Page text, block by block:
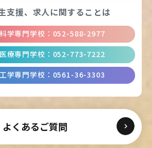
よくあるご質問
支援、 求人に関することは
学専門学校 ： 052-588-2977
療専門学校 ： 052-773-7222
学専門学校 ： 0561-36-3303